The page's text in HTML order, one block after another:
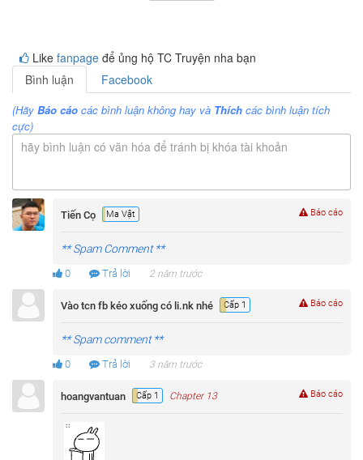
Like fanpage để ủng hộ TC Truyện nha bạn
Bình luận
Facebook
(Hãy Báo cáo các bình luận không hay và Thích các bình luận tích
cực)
hãy bình luận có văn hóa để tránh bị khóa tài khoản
Tiến Cọ Ma Vật
** Spam Comment **
0 Trả lời 2 năm trước
Báo cáo
Vào tcn fb kéo xuống có li.nk nhé Cấp 1
** Spam comment **
0 Trả lời 3 năm trước
Báo cáo
hoangvantuan Cấp 1 Chapter 13 Báo cáo